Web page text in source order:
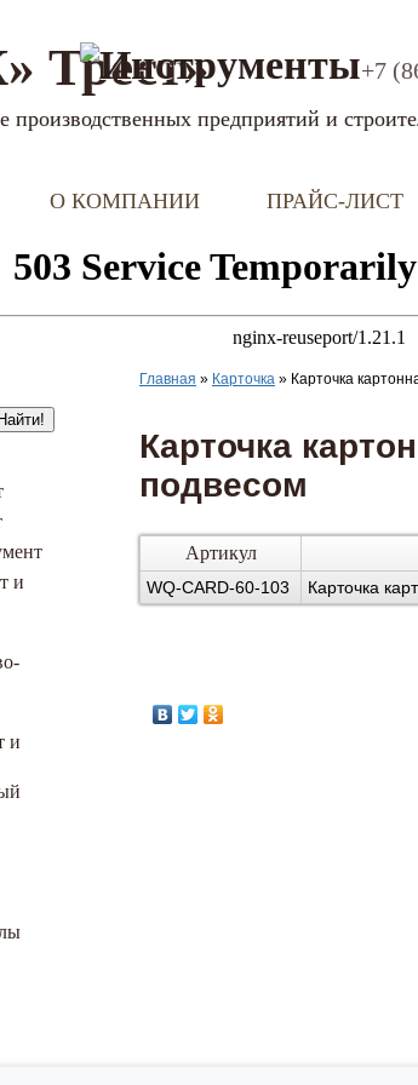
Трест»
производственных предприятий и
+7
О КОМПАНИИ ПРАЙС-ЛИСТ
и
и
Главная » Карточка » Карточка
Карточка
подвесом
Артикул
WQ-CARD-60-103 Карточка